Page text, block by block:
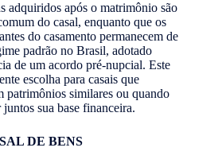
adquiridos após o matrimônio são
do casal, enquanto que os
do casamento permanecem de
padrão no Brasil, adotado
de um acordo pré-nupcial. Este
escolha para casais que
patrimônios similares ou quando
sua base financeira.
DE BENS